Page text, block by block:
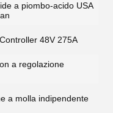
a piombo-acido USA
48V 275A
a regolazione
a molla indipendente